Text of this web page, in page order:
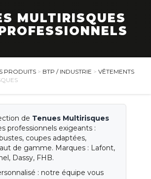
BTP / Industrie
Contact
Qui sommes-nous ?
Notre magasin
Nos services
MULTIRISQUES
PRODUITS > BTP / INDUSTRIE > VÊTEMENTS
de Tenues Multirisques
professionnels exigeants :
coupes adaptées,
de gamme. Marques : Lafont,
Dassy, FHB.
: notre équipe vous